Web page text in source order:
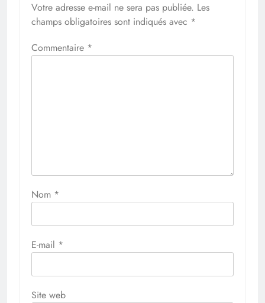
Votre adresse e-mail ne sera pas publiée. Les
champs obligatoires sont indiqués avec *
Commentaire *
Nom *
E-mail *
Site web